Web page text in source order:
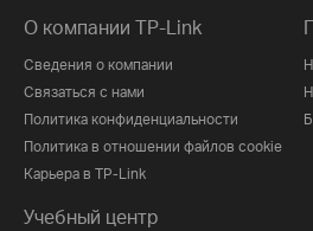
О компании TP-Link
Сведения о компании
Связаться с нами
Политика конфиденциальности
Политика в отношении файлов cookie
Карьера в TP-Link
Учебный центр